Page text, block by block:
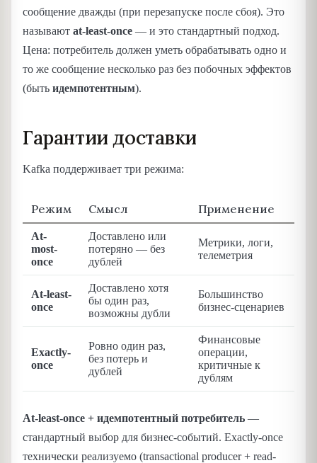
сообщение дважды (при перезапуске после сбоя). Это
называют at-least-once — и это стандартный подход.
Цена: потребитель должен уметь обрабатывать одно и
то же сообщение несколько раз без побочных эффектов
(быть идемпотентным).
Гарантии доставки
Kafka поддерживает три режима:
Режим Смысл Применение
At-
most-
once
Доставлено или
потеряно — без
дублей
Метрики, логи,
телеметрия
At-least-
once
Доставлено хотя
бы один раз,
возможны дубли
Большинство
бизнес-сценариев
Exactly-
once
Ровно один раз,
без потерь и
дублей
Финансовые
операции,
критичные к
дублям
At-least-once + идемпотентный потребитель —
стандартный выбор для бизнес-событий. Exactly-once
технически реализуемо (transactional producer + read-